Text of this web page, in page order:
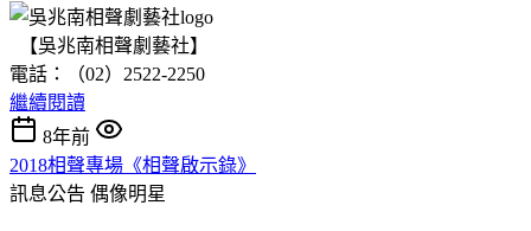
【吳兆南相聲劇藝社】
電話：（02）2522-2250
繼續閱讀
8年前
2018相聲專場《相聲啟示錄》
訊息公告 偶像明星